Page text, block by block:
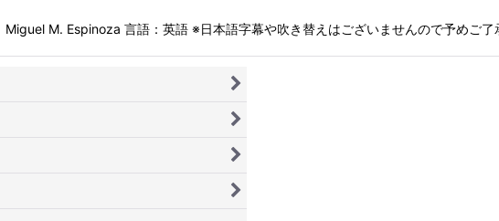
M. Espinoza 言語：英語 ※日本語字幕や吹き替えはございませんので予めご了